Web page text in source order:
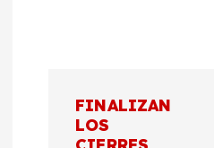
FINALIZAN
LOS